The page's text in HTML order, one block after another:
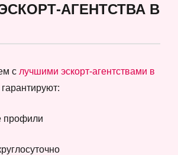
АГЕНТСТВА В
с лучшими эскорт-агентствами в
профили